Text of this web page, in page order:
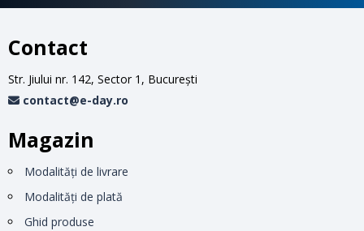
Contact
Str. Jiului nr. 142, Sector 1, Bucureşti
contact@e-day.ro
Magazin
Modalităţi de livrare
Modalităţi de plată
Ghid produse